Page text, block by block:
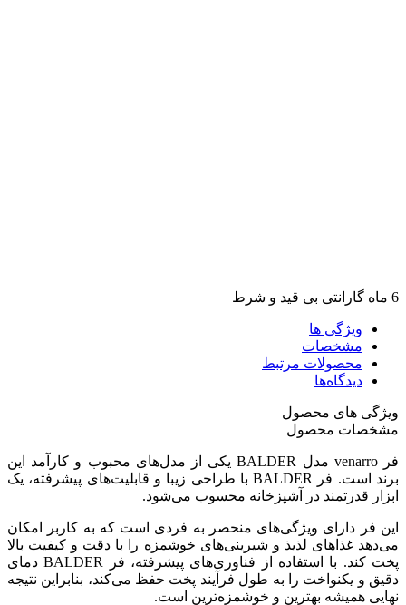
6 ماه گارانتی بی قید و شرط
ویژگی ها
مشخصات
محصولات مرتبط
دیدگاه‌ها
ویژگی های محصول
مشخصات محصول
فر venarro مدل BALDER یکی از مدل‌های محبوب و کارآمد این
برند است. فر BALDER با طراحی زیبا و قابلیت‌های پیشرفته، یک
ابزار قدرتمند در آشپزخانه محسوب می‌شود.
این فر دارای ویژگی‌های منحصر به فردی است که به کاربر امکان
می‌دهد غذاهای لذیذ و شیرینی‌های خوشمزه را با دقت و کیفیت بالا
پخت کند. با استفاده از فناوری‌های پیشرفته، فر BALDER دمای
دقیق و یکنواخت را به طول فرآیند پخت حفظ می‌کند، بنابراین نتیجه
نهایی همیشه بهترین و خوشمزه‌ترین است.